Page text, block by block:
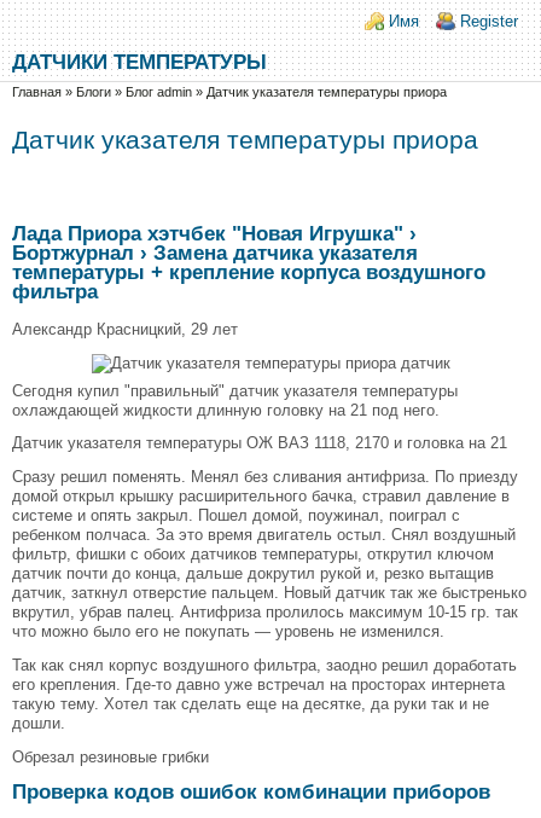
Перейти к основному содержанию
Skip to search
Login links
Имя Register
ДАТЧИКИ ТЕМПЕРАТУРЫ
Вы здесь
Главная » Блоги » Блог admin » Датчик указателя температуры приора
Датчик указателя температуры приора
Лада Приора хэтчбек "Новая Игрушка" ›
Бортжурнал › Замена датчика указателя
температуры + крепление корпуса воздушного
фильтра
Александр Красницкий, 29 лет
Сегодня купил "правильный" датчик указателя температуры
охлаждающей жидкости длинную головку на 21 под него.
Датчик указателя температуры ОЖ ВАЗ 1118, 2170 и головка на 21
Сразу решил поменять. Менял без сливания антифриза. По приезду
домой открыл крышку расширительного бачка, стравил давление в
системе и опять закрыл. Пошел домой, поужинал, поиграл с
ребенком полчаса. За это время двигатель остыл. Снял воздушный
фильтр, фишки с обоих датчиков температуры, открутил ключом
датчик почти до конца, дальше докрутил рукой и, резко вытащив
датчик, заткнул отверстие пальцем. Новый датчик так же быстренько
вкрутил, убрав палец. Антифриза пролилось максимум 10-15 гр. так
что можно было его не покупать — уровень не изменился.
Так как снял корпус воздушного фильтра, заодно решил доработать
его крепления. Где-то давно уже встречал на просторах интернета
такую тему. Хотел так сделать еще на десятке, да руки так и не
дошли.
Обрезал резиновые грибки
Проверка кодов ошибок комбинации приборов